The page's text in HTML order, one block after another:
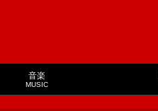
音楽
MUSIC